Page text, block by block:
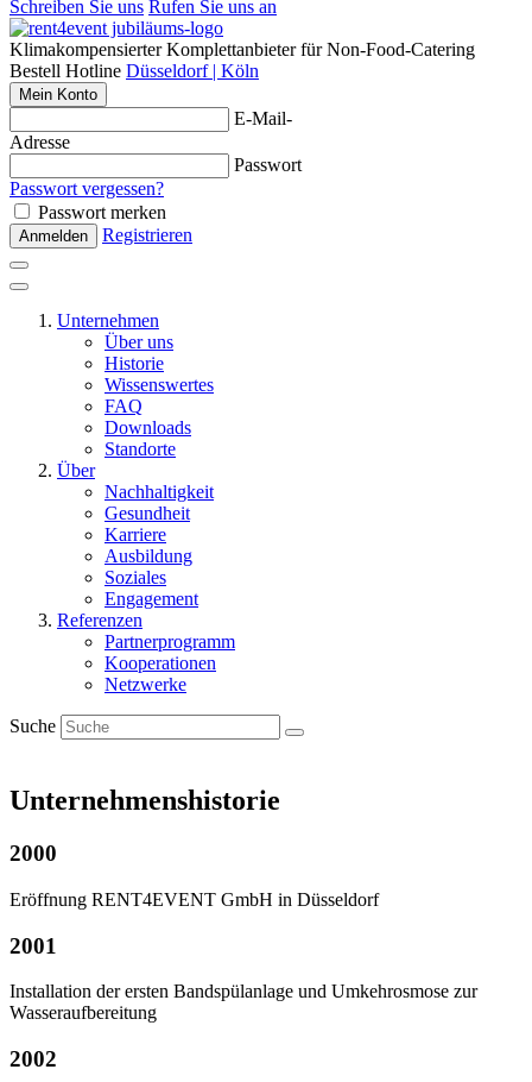
Schreiben Sie uns Rufen Sie uns an
Klimakompensierter Komplettanbieter für Non-Food-Catering
Bestell Hotline Düsseldorf | Köln
Mein Konto
E-Mail-
Adresse
Passwort
Passwort vergessen?
Passwort merken
Anmelden Registrieren
Unternehmen
Über uns
Historie
Wissenswertes
FAQ
Downloads
Standorte
Über
Nachhaltigkeit
Gesundheit
Karriere
Ausbildung
Soziales
Engagement
Referenzen
Partnerprogramm
Kooperationen
Netzwerke
Suche
Unternehmenshistorie
2000
Eröffnung RENT4EVENT GmbH in Düsseldorf
2001
Installation der ersten Bandspülanlage und Umkehrosmose zur
Wasseraufbereitung
2002